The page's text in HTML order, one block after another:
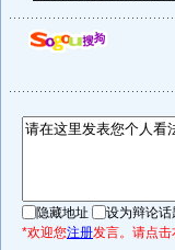
隐藏地址
设为辩论话
*欢迎您注册发言。请点击